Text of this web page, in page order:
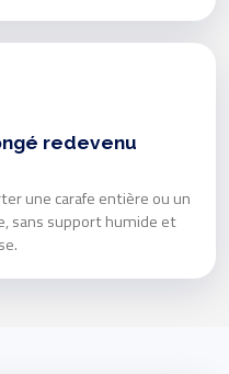
redevenu
une carafe entière ou un
sans support humide et